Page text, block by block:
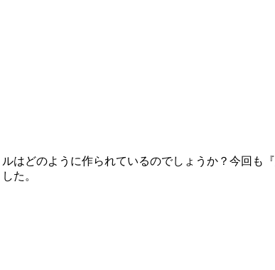
はどのように作られているのでしょうか？今回も『
た。